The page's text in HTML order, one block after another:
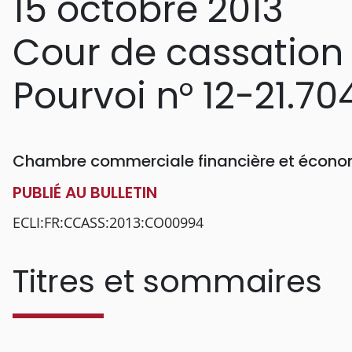
Cour de cassation
Pourvoi n° 12-
Chambre commerciale financière et
PUBLIÉ AU BULLETIN
ECLI:FR:CCASS:2013:CO00994
Titres et sommaires